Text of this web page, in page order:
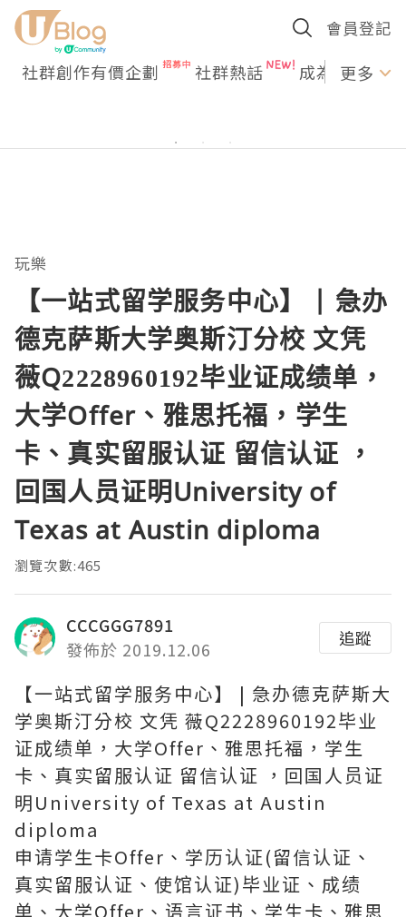
會員登記
社群創作有價企劃 社群熱話 成為U更多
玩樂
【一站式留学服务中心】 | 急办
德克萨斯大学奥斯汀分校 文凭
薇Q2228960192毕业证成绩单，
大学Offer、雅思托福，学生
卡、真实留服认证 留信认证 ，
回国人员证明University of
Texas at Austin diploma
瀏覽次數:465
CCCGGG7891
發佈於 2019.12.06
追蹤
【一站式留学服务中心】 | 急办德克萨斯大
学奥斯汀分校 文凭 薇Q2228960192毕业
证成绩单，大学Offer、雅思托福，学生
卡、真实留服认证 留信认证 ，回国人员证
明University of Texas at Austin
diploma
申请学生卡Offer、学历认证(留信认证、
真实留服认证、使馆认证)毕业证、成绩
单、大学Offer、语言证书、学生卡、雅思